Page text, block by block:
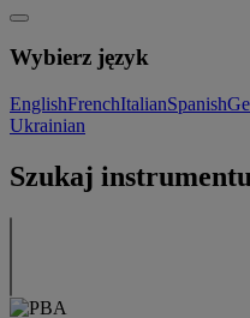
Wybierz język
EnglishFrenchItalianSpanish
Ukrainian
Szukaj instrumentu